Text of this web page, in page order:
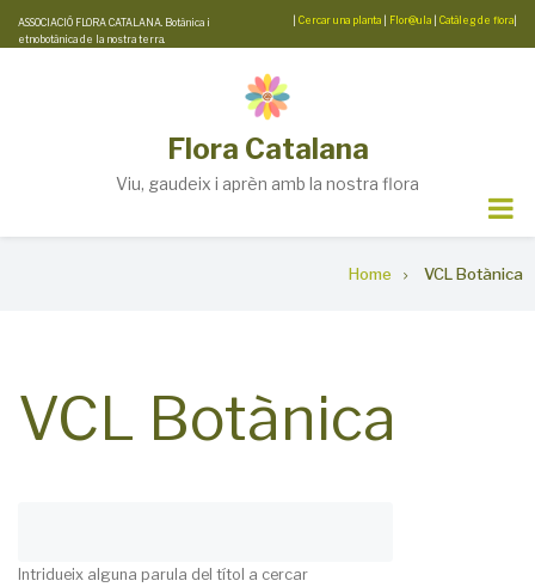
Skip
to
ASSOCIACIÓ FLORA CATALANA. Botànica i
etnobotànica de la nostra terra.
Cercar una planta Flor@ula Catàleg de flora
Flora Catalana
Viu, gaudeix i aprèn amb la nostra flora
Home VCL Botànica
VCL Botànica
Intridueix alguna parula del títol a cercar